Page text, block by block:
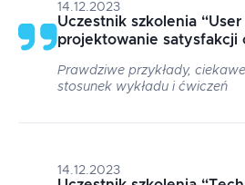
14.12.2023
Uczestnik szkolenia “
projektowanie satysfakcji
Prawdziwe przykłady,
stosunek wykładu i ćwiczeń
14.12.2023